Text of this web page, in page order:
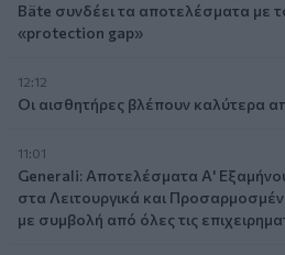
Bäte συνδέει τα αποτελέσματα με
«protection gap»
12:12
Οι αισθητήρες βλέπουν καλύτερα
11:01
Generali: Αποτελέσματα Α'
στα Λειτουργικά και
με συμβολή από όλες τις